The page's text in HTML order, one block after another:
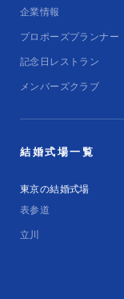
企業情報
プロポーズプランナー
記念日レストラン
メンバーズクラブ
結婚式場一覧
東京の結婚式場
表参道
立川